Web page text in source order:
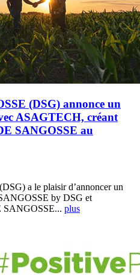
(DSG) annonce un
ASAGTECH, créant
SANGOSSE au
a le plaisir d’annoncer un
by DSG et
SANGOSSE... plus